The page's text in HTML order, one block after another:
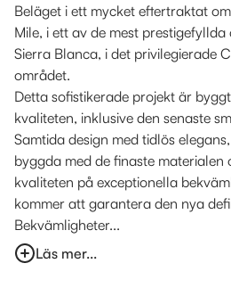
Beläget i ett mycket eftertraktat
Mile, i ett av de mest
Sierra Blanca, i det privilegierade
området.
Detta sofistikerade projekt är
kvaliteten, inklusive den senaste
Samtida design med tidlös
byggda med de finaste materialen
kvaliteten på exceptionella
kommer att garantera den nya
Bekvämligheter...
Läs mer...